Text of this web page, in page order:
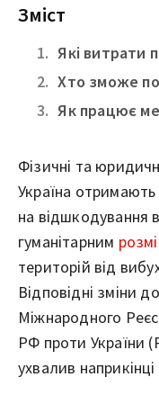
Зміст
Які витрати
Хто зможе
Як працює
Фізичні та
Україна
на відшкодування
гуманітарним
територій від
Відповідні зміни
Міжнародного
РФ проти України
ухвалив